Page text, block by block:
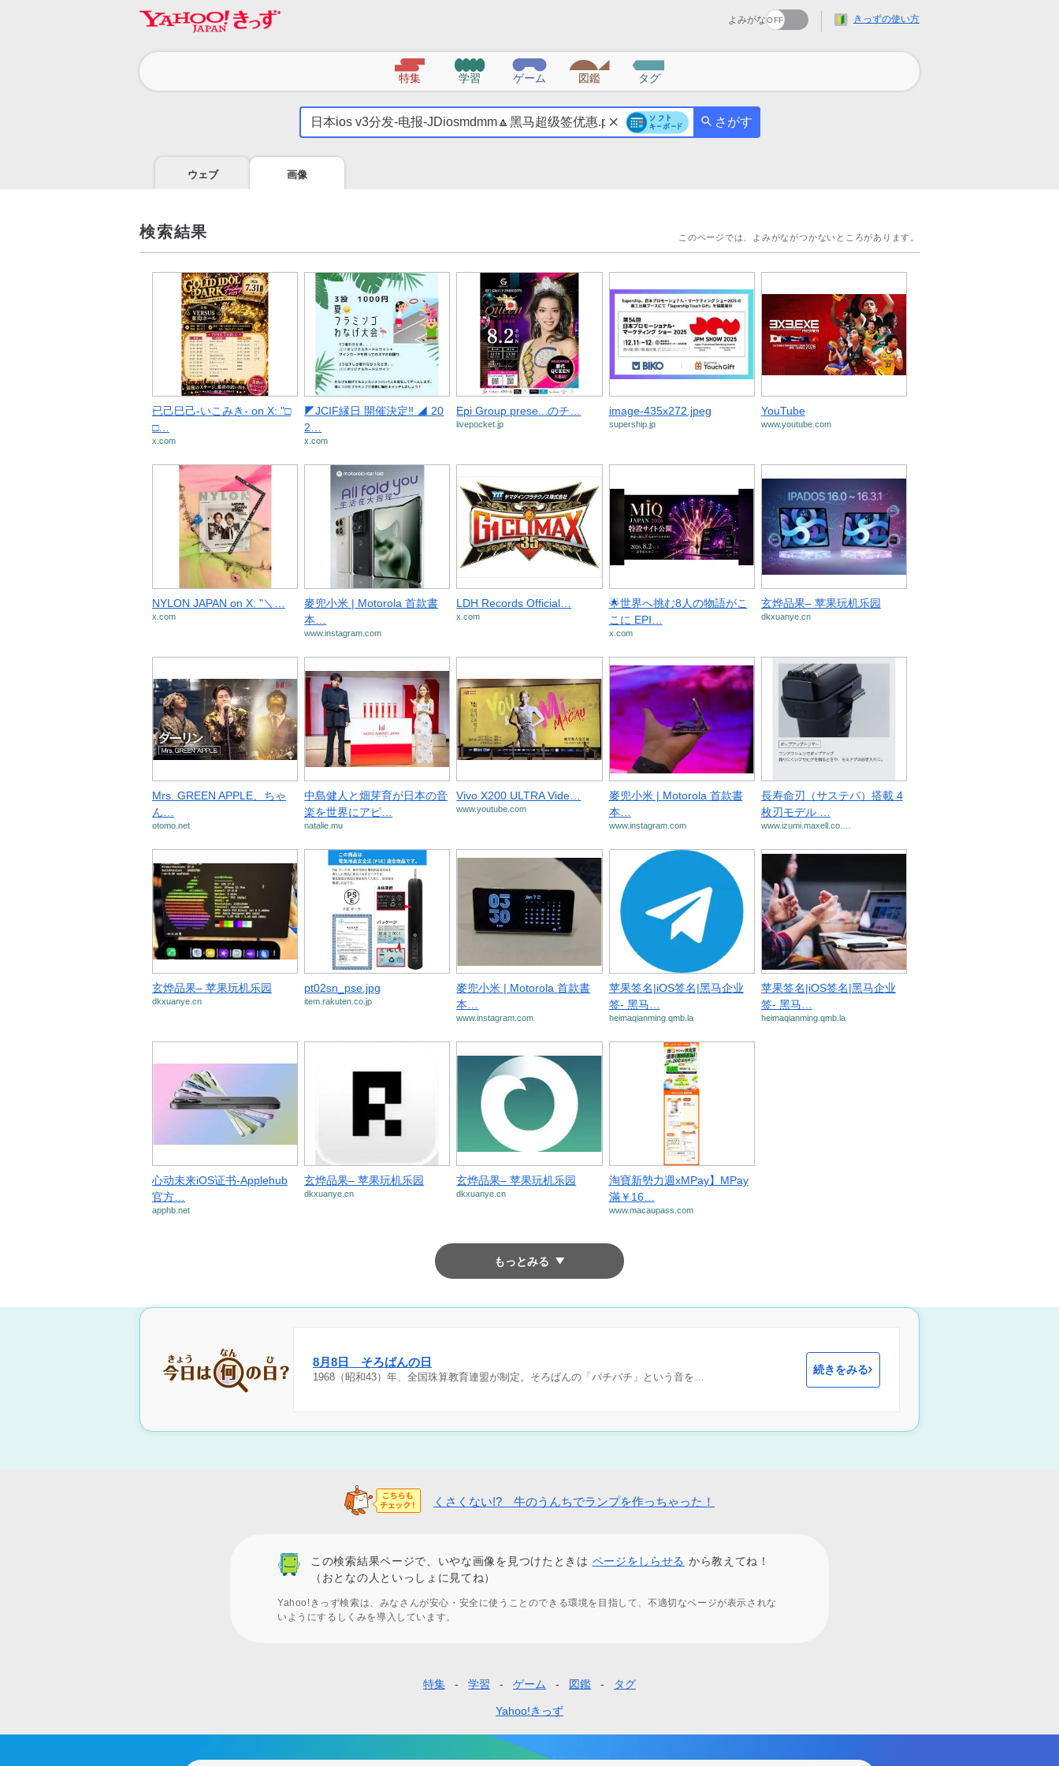
よみがな きっずの使い方
特集 学習 ゲーム 図鑑 タグ
気
こ
さがす
ウェブ 画像
検索結果 このページでは、よみがながつかないところがあります。
已己巳己-いこみき- on X: "□
□…
x.com
◤JCIF縁日 開催決定‼️ ◢ 20
2…
x.com
Epi Group prese...のチ…
livepocket.jp
image-435x272.jpeg
supership.jp
YouTube
www.youtube.com
NYLON JAPAN on X: "＼…
x.com
麥兜小米 | Motorola 首款書
本…
www.instagram.com
LDH Records Official…
x.com
🌟世界へ挑む8人の物語がこ
こに EPI…
x.com
玄烨品果– 苹果玩机乐园
dkxuanye.cn
Mrs. GREEN APPLE、ちゃ
ん…
otomo.net
中島健人と畑芽育が日本の音
楽を世界にアピ…
natalie.mu
Vivo X200 ULTRA Vide…
www.youtube.com
麥兜小米 | Motorola 首款書
本…
www.instagram.com
長寿命刃（サステバ）搭載 4
枚刃モデル …
www.izumi.maxell.co.…
玄烨品果– 苹果玩机乐园
dkxuanye.cn
pt02sn_pse.jpg
item.rakuten.co.jp
麥兜小米 | Motorola 首款書
本…
www.instagram.com
苹果签名|iOS签名|黑马企业
签- 黑马…
heimaqianming.qmb.la
苹果签名|iOS签名|黑马企业
签- 黑马…
heimaqianming.qmb.la
心动未来iOS证书-Applehub
官方…
apphb.net
玄烨品果– 苹果玩机乐园
dkxuanye.cn
玄烨品果– 苹果玩机乐园
dkxuanye.cn
淘寶新勢力週xMPay】MPay
滿￥16…
www.macaupass.com
もっとみる
8月8日 そろばんの日
1968（昭和43）年、全国珠算教育連盟が制定。そろばんの「パチパチ」という音を…
続きをみる
くさくない!? 牛のうんちでランプを作っちゃった！
この検索結果ページで、いやな画像を見つけたときは ページをしらせる から教えてね！
（おとなの人といっしょに見てね）
Yahoo!きっず検索は、みなさんが安心・安全に使うことのできる環境を目指して、不適切なページが表示されな
いようにするしくみを導入しています。
タ
特集 学習 ゲーム 図鑑 タグ
Yahoo!きっず